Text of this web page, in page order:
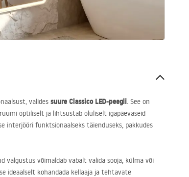
valides suure Classico LED-peegli. See on
optiliselt ja lihtsustab oluliselt igapäevaseid
interjööri funktsionaalseks täienduseks, pakkudes
valgustus võimaldab vabalt valida sooja, külma või
ideaalselt kohandada kellaaja ja tehtavate